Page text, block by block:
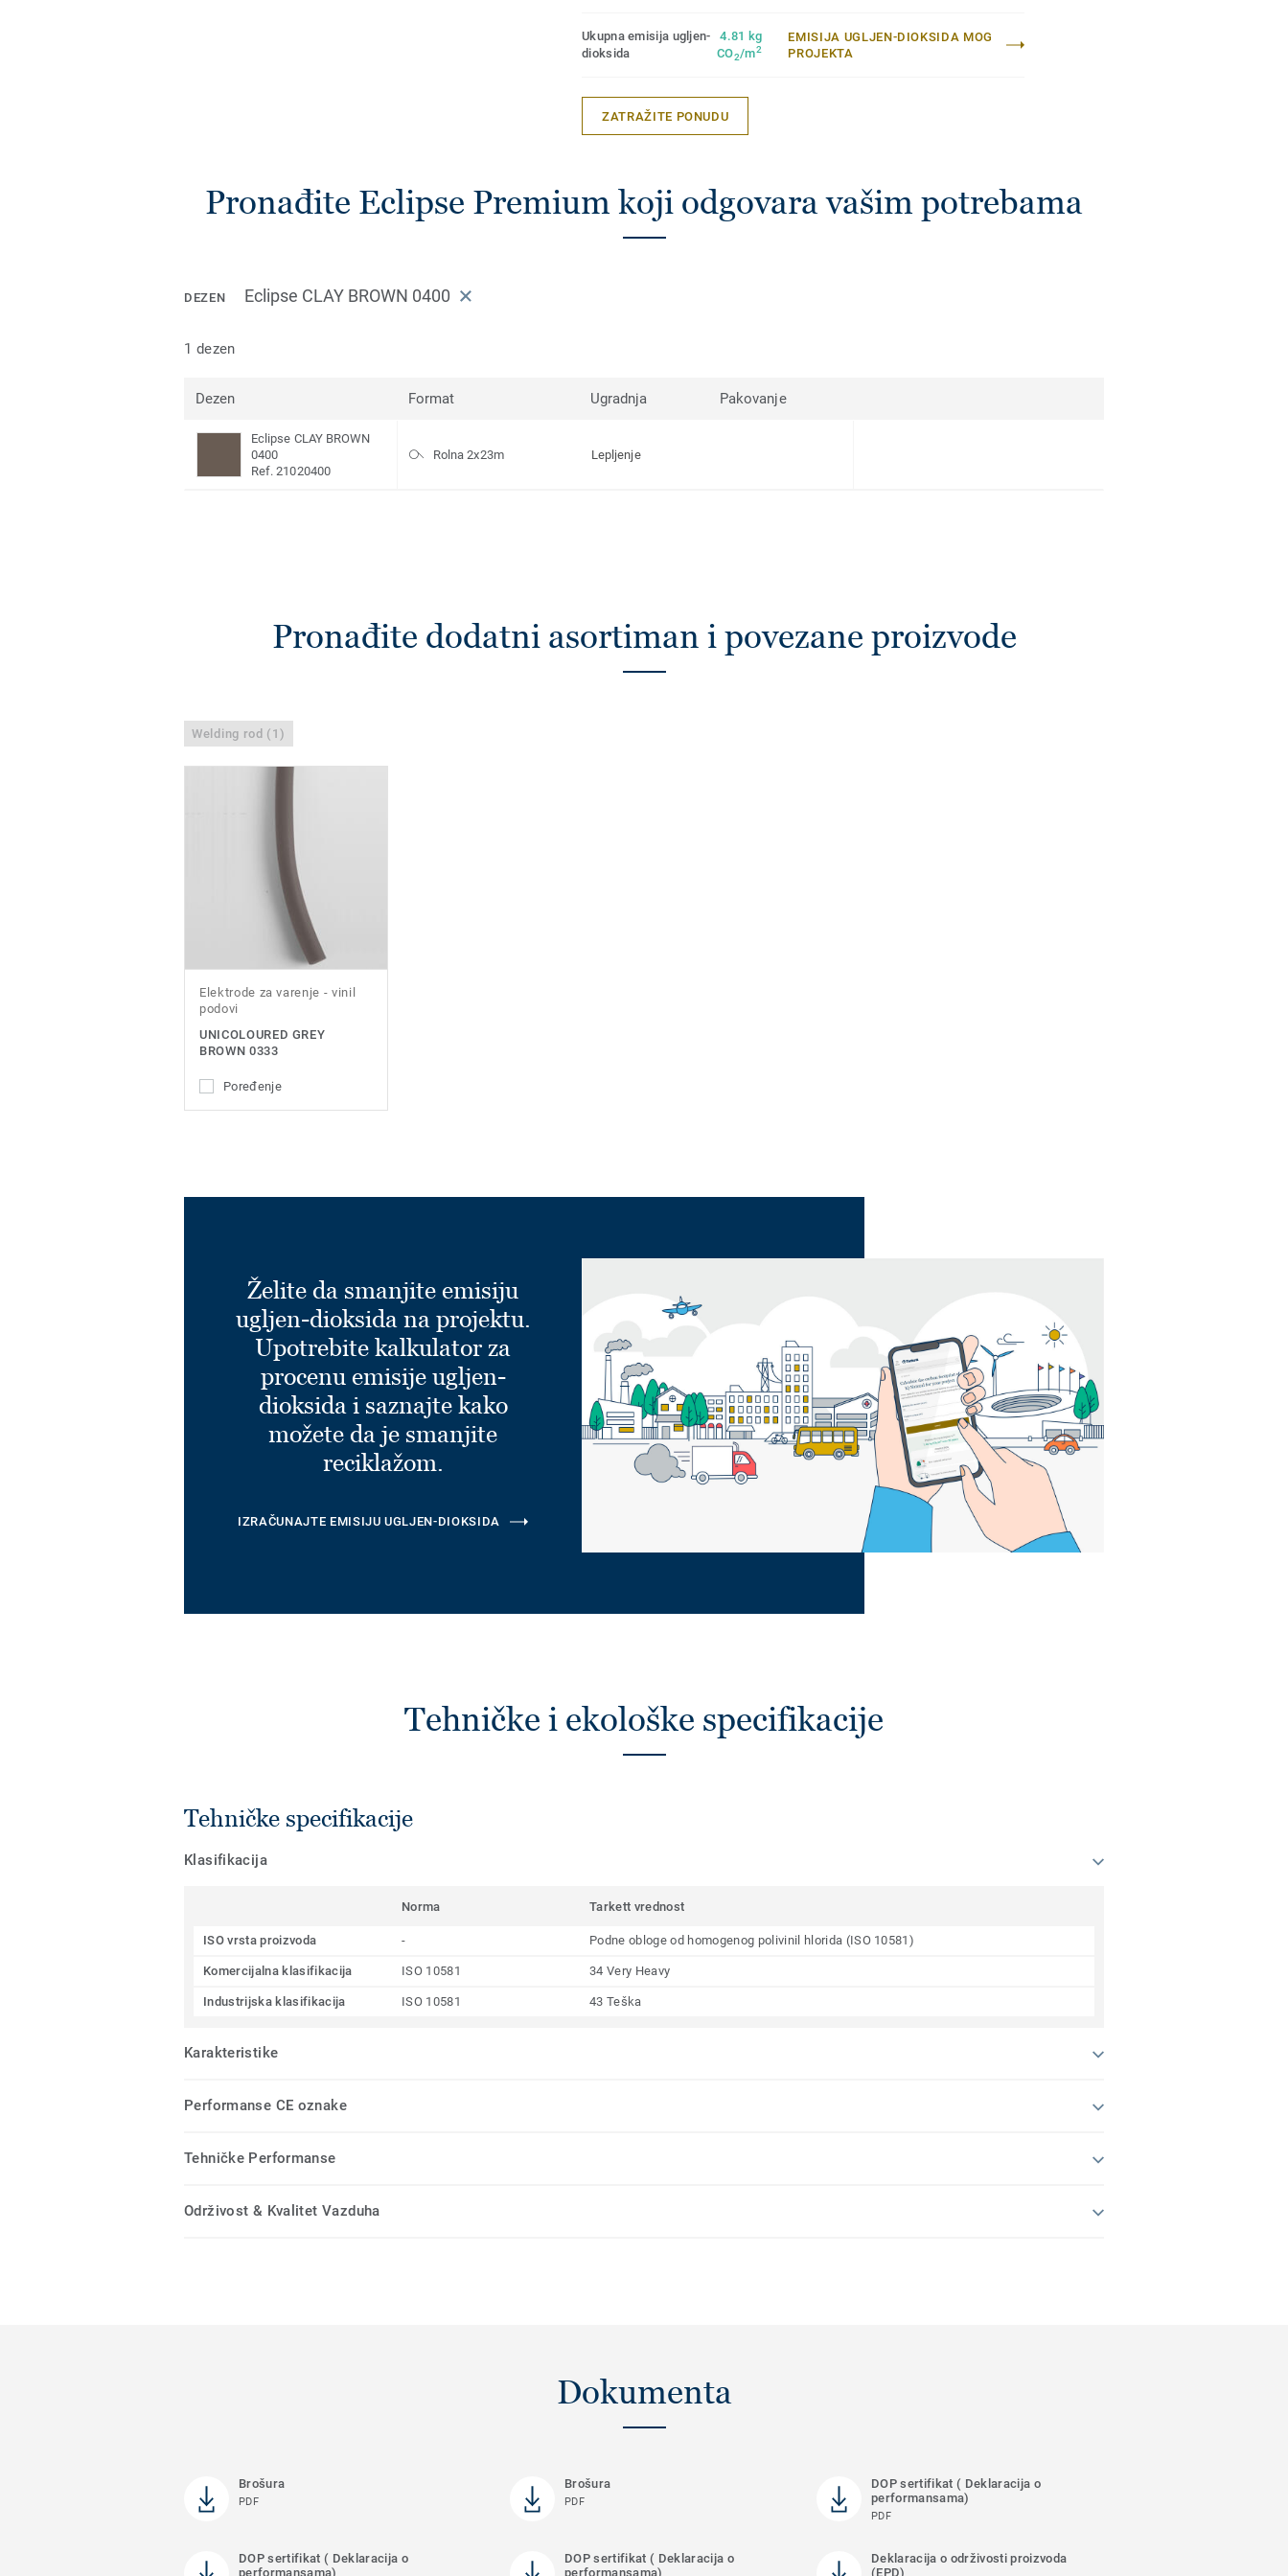
Ukupna emisija ugljen-
dioksida
4.81 kg
CO2/m2
EMISIJA UGLJEN-DIOKSIDA MOG
PROJEKTA
ZATRAŽITE PONUDU
Pronađite Eclipse Premium koji odgovara vašim potrebama
DEZEN Eclipse CLAY BROWN 0400
1 dezen
Dezen Format Ugradnja Pakovanje
Eclipse CLAY BROWN
0400
Ref. 21020400
Rolna 2x23m Lepljenje
Pronađite dodatni asortiman i povezane proizvode
Welding rod (1)
Elektrode za varenje - vinil
podovi
UNICOLOURED GREY
BROWN 0333
Poređenje
Želite da smanjite emisiju
ugljen-dioksida na projektu.
Upotrebite kalkulator za
procenu emisije ugljen-
dioksida i saznajte kako
možete da je smanjite
reciklažom.
IZRAČUNAJTE EMISIJU UGLJEN-DIOKSIDA
Tehničke i ekološke specifikacije
Tehničke specifikacije
Klasifikacija
Norma Tarkett vrednost
ISO vrsta proizvoda - Podne obloge od homogenog polivinil hlorida (ISO 10581)
Komercijalna klasifikacija ISO 10581 34 Very Heavy
Industrijska klasifikacija ISO 10581 43 Teška
Karakteristike
Performanse CE oznake
Tehničke Performanse
Održivost & Kvalitet Vazduha
Dokumenta
Brošura
PDF
Brošura
PDF
DOP sertifikat ( Deklaracija o
performansama)
PDF
DOP sertifikat ( Deklaracija o
performansama)
DOP sertifikat ( Deklaracija o
performansama)
Deklaracija o održivosti proizvoda
(EPD)